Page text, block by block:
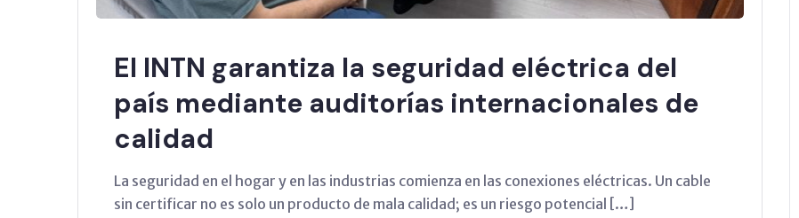
El INTN garantiza la seguridad eléctrica del
país mediante auditorías internacionales de
calidad
La seguridad en el hogar y en las industrias comienza en las conexiones eléctricas. Un cable
sin certificar no es solo un producto de mala calidad; es un riesgo potencial […]